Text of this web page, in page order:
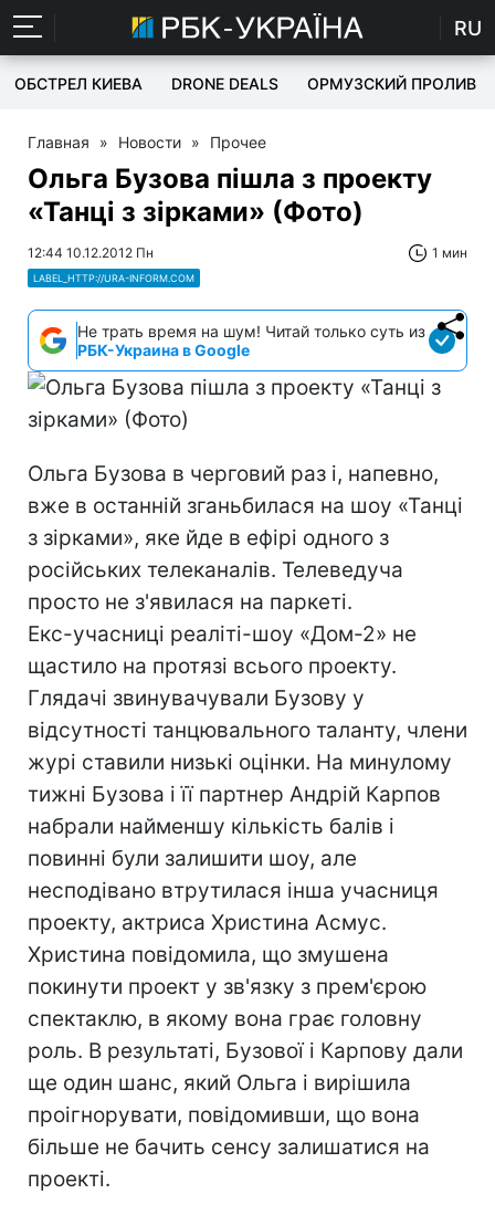
RU
ОБСТРЕЛ КИЕВА DRONE DEALS ОРМУЗСКИЙ ПРОЛИВ
Главная » Новости » Прочее
Ольга Бузова пішла з проекту
«Танці з зірками» (Фото)
12:44 10.12.2012 Пн 1 мин
LABEL_HTTP://URA-INFORM.COM
Не трать время на шум! Читай только суть из
РБК-Украина в Google
Ольга Бузова в черговий раз і, напевно,
вже в останній зганьбилася на шоу «Танці
з зірками», яке йде в ефірі одного з
російських телеканалів. Телеведуча
просто не з'явилася на паркеті.
Екс-учасниці реаліті-шоу «Дом-2» не
щастило на протязі всього проекту.
Глядачі звинувачували Бузову у
відсутності танцювального таланту, члени
журі ставили низькі оцінки. На минулому
тижні Бузова і її партнер Андрій Карпов
набрали найменшу кількість балів і
повинні були залишити шоу, але
несподівано втрутилася інша учасниця
проекту, актриса Христина Асмус.
Христина повідомила, що змушена
покинути проект у зв'язку з прем'єрою
спектаклю, в якому вона грає головну
роль. В результаті, Бузової і Карпову дали
ще один шанс, який Ольга і вирішила
проігнорувати, повідомивши, що вона
більше не бачить сенсу залишатися на
проекті.